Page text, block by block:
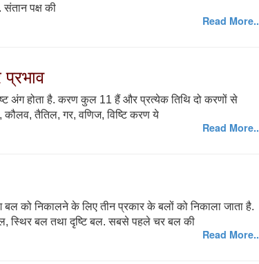
संतान पक्ष की
Read More..
अंग होता है. करण कुल 11 हैं और प्रत्येक तिथि दो करणों से
तैतिल, गर, वणिज, विष्टि करण ये
Read More..
को निकालने के लिए तीन प्रकार के बलों को निकाला जाता है.
स्थिर बल तथा दृष्टि बल. सबसे पहले चर बल की
Read More..